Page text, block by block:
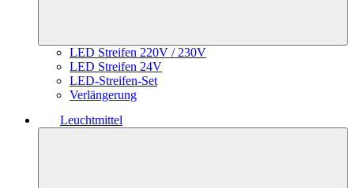
LED Streifen 220V / 230V
LED Streifen 24V
LED-Streifen-Set
Verlängerung
Leuchtmittel